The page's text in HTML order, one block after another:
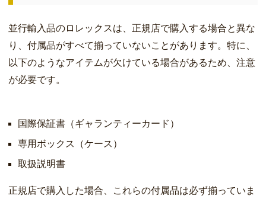
並行輸入品のロレックスは、正規店で購入する場合と異な
り、付属品がすべて揃っていないことがあります。特に、
以下のようなアイテムが欠けている場合があるため、注意
が必要です。
国際保証書（ギャランティーカード）
専用ボックス（ケース）
取扱説明書
正規店で購入した場合、これらの付属品は必ず揃っていま